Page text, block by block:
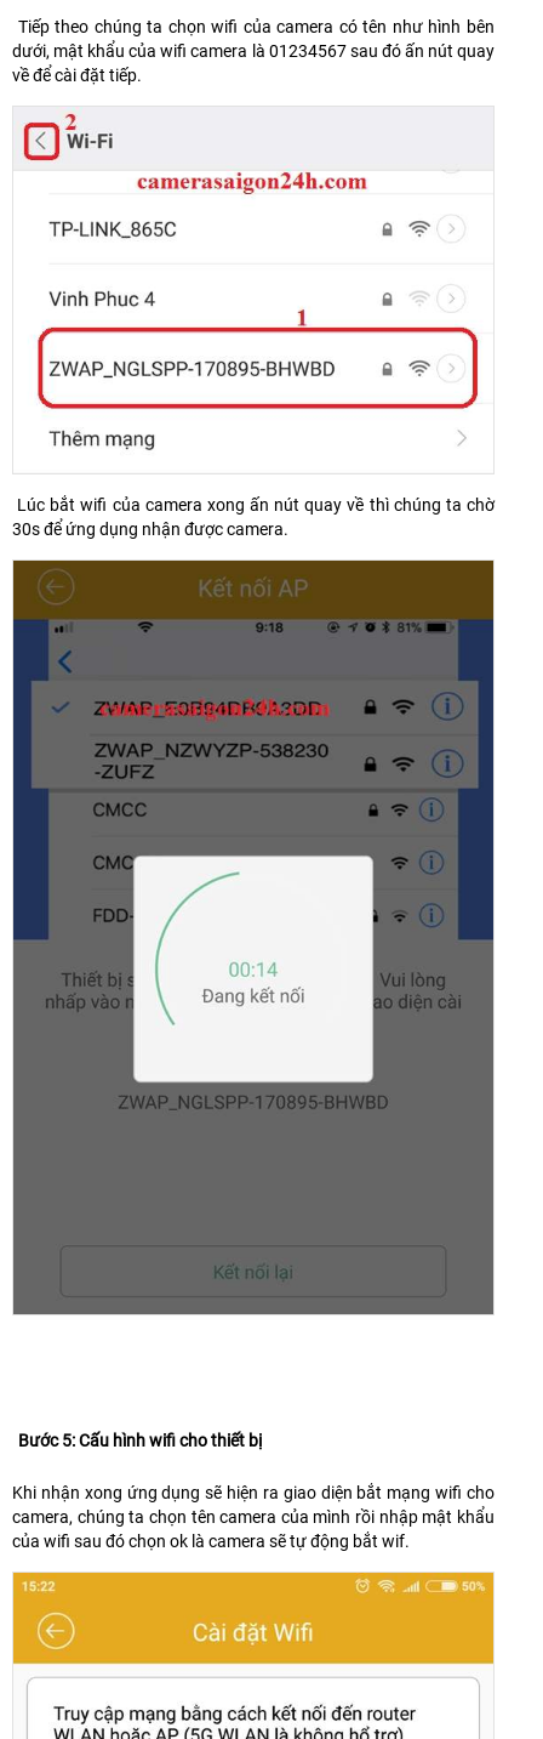
Tiếp theo chúng ta chọn wifi của camera có tên như hình bên
dưới, mật khẩu của wifi camera là 01234567 sau đó ấn nút quay
về để cài đặt tiếp.
Lúc bắt wifi của camera xong ấn nút quay về thì chúng ta chờ
30s để ứng dụng nhận được camera.
Bước 5: Cấu hình wifi cho thiết bị
Khi nhận xong ứng dụng sẽ hiện ra giao diện bắt mạng wifi cho
camera, chúng ta chọn tên camera của mình rồi nhập mật khẩu
của wifi sau đó chọn ok là camera sẽ tự động bắt wif.